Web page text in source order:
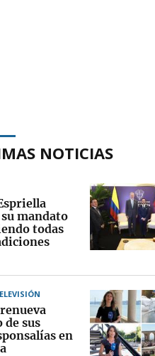
NOTICIAS
mandato
todas
de sus
en